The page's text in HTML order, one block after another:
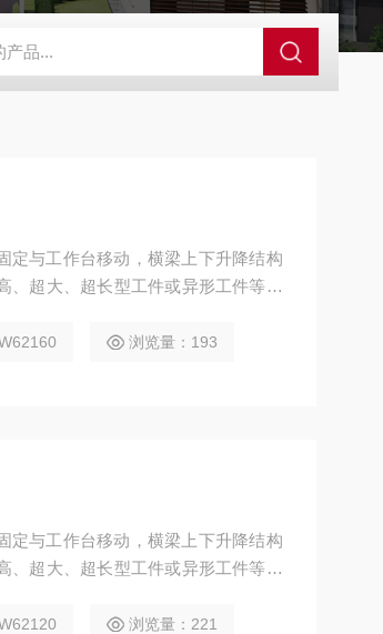
工中心 GMF25602.5×6米定梁动台式龙门加工
定与工作台移动，横梁上下升降结构
、超大、超长型工件或异形工件等特
配附件铣头完成五面复合加工。
浏览量：193
定与工作台移动，横梁上下升降结构
、超大、超长型工件或异形工件等特
配附件铣头完成五面复合加工。
浏览量：221